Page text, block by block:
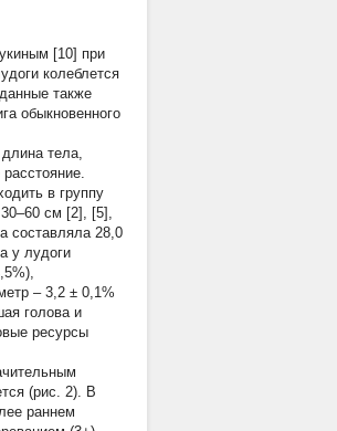
[10] при
колеблется
также
обыкновенного
тела,
в группу
см [2], [5],
составляла 28,0
у лудоги
– 3,2 ± 0,1%
голова и
ресурсы
(рис. 2). В
раннем